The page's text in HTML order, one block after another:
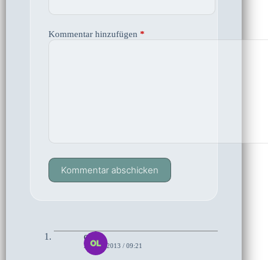
Kommentar hinzufügen *
Kommentar abschicken
olaf
2. JULI 2013 / 09:21